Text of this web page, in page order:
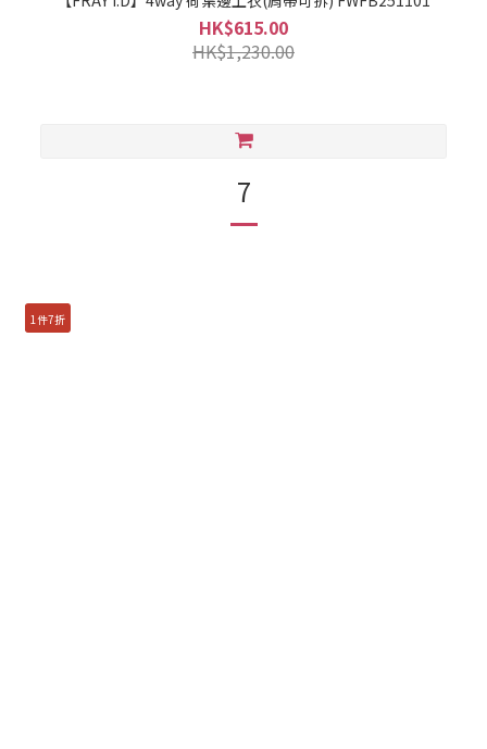
HK$615.00
HK$1,230.00
7
1件7折